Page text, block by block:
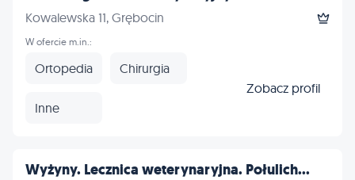
Kowalewska 11, Grębocin
W ofercie m.in.:
Ortopedia Chirurgia
Inne
Zobacz profil
Wyżyny. Lecznica weterynaryjna. Połulich...